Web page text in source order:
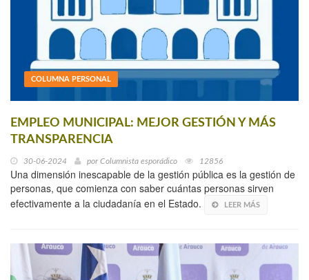
COLUMNA PERSONAL
EMPLEO MUNICIPAL: MEJOR GESTIÓN Y MÁS
TRANSPARENCIA
30-06-2024 por Columnista esporádico 12856
Una dimensión inescapable de la gestión pública es la gestión de
personas, que comienza con saber cuántas personas sirven
efectivamente a la ciudadanía en el Estado.
LEER MÁS